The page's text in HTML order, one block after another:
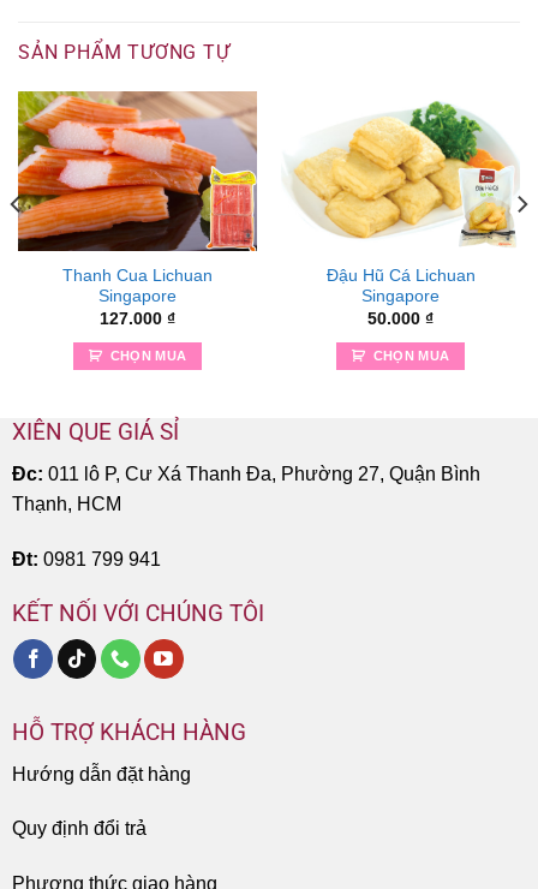
SẢN PHẨM TƯƠNG TỰ
Thanh Cua Lichuan
Singapore
127.000 ₫
CHỌN MUA
Đậu Hũ Cá Lichuan
Singapore
50.000 ₫
CHỌN MUA
XIÊN QUE GIÁ SỈ
Đc: 011 lô P, Cư Xá Thanh Đa, Phường 27, Quận Bình
Thạnh, HCM
Đt: 0981 799 941
KẾT NỐI VỚI CHÚNG TÔI
HỖ TRỢ KHÁCH HÀNG
Hướng dẫn đặt hàng
Quy định đổi trả
Phương thức giao hàng